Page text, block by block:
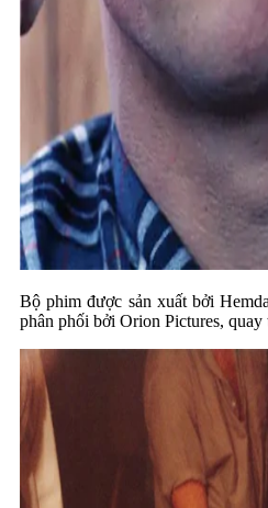
Bộ phim được sản xuất bởi
phân phối bởi Orion Pictures, quay